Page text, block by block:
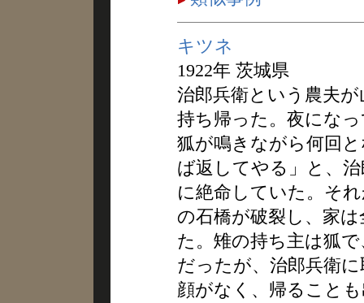
キツネ
1922年 茨城県
治郎兵衛という農夫
持ち帰った。夜にな
狐が鳴きながら何回
ば返してやる」と、
に絶命していた。そ
の石橋が破裂し、家
た。雉の持ち主は狐
だったが、治郎兵衛
顔がなく、帰ること